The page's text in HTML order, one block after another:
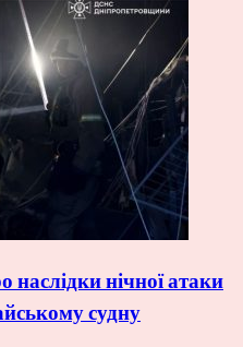
наслідки нічної атаки
судну